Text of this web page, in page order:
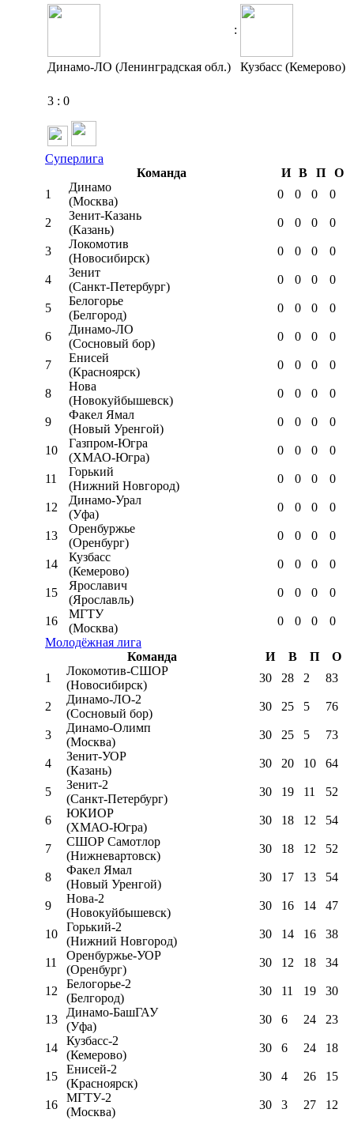
:
Динамо-ЛО (Ленинградская обл.) Кузбасс (Кемерово)
3 : 0
Суперлига
Команда
И В П
О
1
Динамо
(Москва)
0 0 0 0
2
Зенит-Казань
(Казань)
0 0 0 0
3
Локомотив
(Новосибирск)
0 0 0 0
4
Зенит
(Санкт-Петербург)
0 0 0 0
5
Белогорье
(Белгород)
0 0 0 0
6
Динамо-ЛО
(Сосновый бор)
0 0 0 0
7
Енисей
(Красноярск)
0 0 0 0
8
Нова
(Новокуйбышевск)
0 0 0 0
9
Факел Ямал
(Новый Уренгой)
0 0 0 0
10
Газпром-Югра
(ХМАО-Югра)
0 0 0 0
11
Горький
(Нижний Новгород)
0 0 0 0
12
Динамо-Урал
(Уфа)
0 0 0 0
13
Оренбуржье
(Оренбург)
0 0 0 0
14
Кузбасс
(Кемерово)
0 0 0 0
15
Ярославич
(Ярославль)
0 0 0 0
16
МГТУ
(Москва)
0 0 0
0
Молодёжная лига
Команда
И В П
О
1
Локомотив-CШОР
(Новосибирск)
30 28 2 83
2
Динамо-ЛО-2
(Сосновый бор)
30 25 5 76
3
Динамо-Олимп
(Москва)
30 25 5 73
4
Зенит-УОР
(Казань)
30 20 10 64
5
Зенит-2
(Санкт-Петербург)
30 19 11 52
6
ЮКИОР
(ХМАО-Югра)
30 18 12 54
7
СШОР Самотлор
(Нижневартовск)
30 18 12 52
8
Факел Ямал
(Новый Уренгой)
30 17 13 54
9
Нова-2
(Новокуйбышевск)
30 16 14 47
10
Горький-2
(Нижний Новгород)
30 14 16 38
11
Оренбуржье-УОР
(Оренбург)
30 12 18 34
12
Белогорье-2
(Белгород)
30 11 19 30
13
Динамо-БашГАУ
(Уфа)
30 6 24 23
14
Кузбасс-2
(Кемерово)
30 6 24 18
15
Енисей-2
(Красноярск)
30 4 26 15
16
МГТУ-2
(Москва)
30 3 27 12